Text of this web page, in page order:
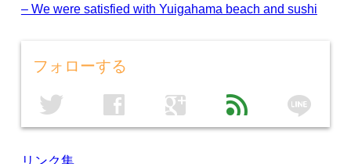
– We were satisfied with Yuigahama beach and sushi
フォローする
twitter facebook google feed line
リンク集